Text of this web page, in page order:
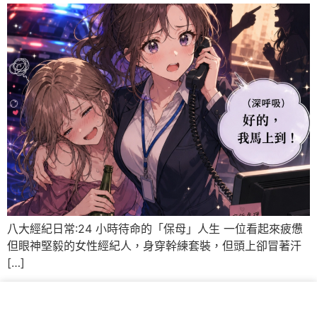
八大經紀日常:24 小時待命的「保母」人生 一位看起來疲憊
但眼神堅毅的女性經紀人，身穿幹練套裝，但頭上卻冒著汗
[…]